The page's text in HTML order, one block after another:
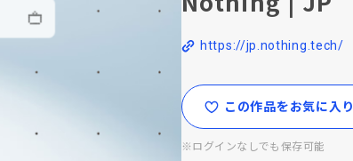
https://jp.nothing.tech/
この作品をお気に入り
※ログインなしでも保存可能